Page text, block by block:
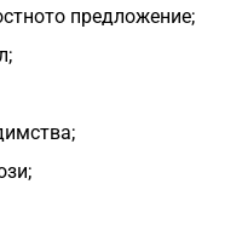
предложение;